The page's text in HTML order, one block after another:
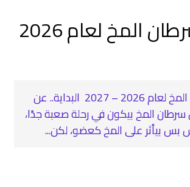
أمراض سرطان المخ لعام 2026
أمراض سرطان المخ لعام 2026 – 2027 ‍ البداية.. عن
المخ بيكون في رحلة صعبة جدًا،
بيأثر على المخ كعضو، لكن...